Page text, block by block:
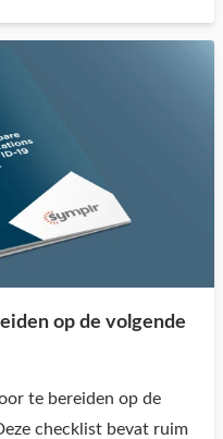
op de volgende
te bereiden op de
checklist bevat ruim